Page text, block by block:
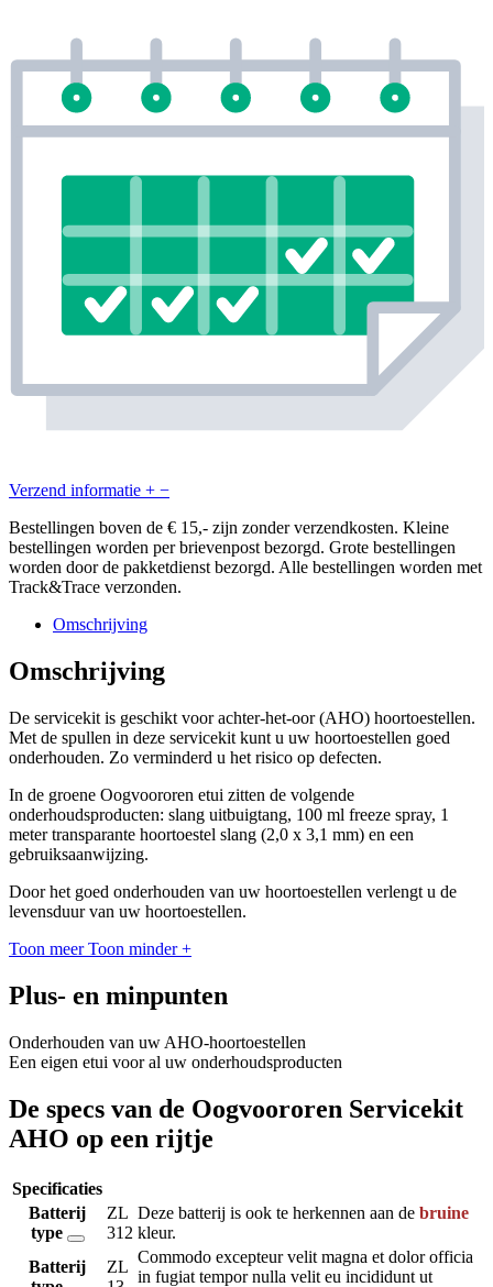
Verzend informatie + −
Bestellingen boven de € 15,- zijn zonder verzendkosten. Kleine
bestellingen worden per brievenpost bezorgd. Grote bestellingen
worden door de pakketdienst bezorgd. Alle bestellingen worden met
Track&Trace verzonden.
Omschrijving
Omschrijving
De servicekit is geschikt voor achter-het-oor (AHO) hoortoestellen.
Met de spullen in deze servicekit kunt u uw hoortoestellen goed
onderhouden. Zo verminderd u het risico op defecten.
In de groene Oogvoororen etui zitten de volgende
onderhoudsproducten: slang uitbuigtang, 100 ml freeze spray, 1
meter transparante hoortoestel slang (2,0 x 3,1 mm) en een
gebruiksaanwijzing.
Door het goed onderhouden van uw hoortoestellen verlengt u de
levensduur van uw hoortoestellen.
Toon meer Toon minder +
Plus- en minpunten
Onderhouden van uw AHO-hoortoestellen
Een eigen etui voor al uw onderhoudsproducten
De specs van de Oogvoororen Servicekit
AHO op een rijtje
Specificaties
Batterij
type
ZL
312
Deze batterij is ook te herkennen aan de bruine
kleur.
Batterij
ZL
Commodo excepteur velit magna et dolor officia
in fugiat tempor nulla velit eu incididunt ut